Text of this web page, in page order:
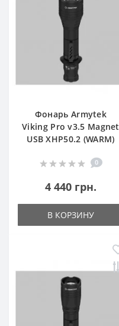
Фонарь Armytek
Viking Pro v3.5 Magnet
USB XHP50.2 (WARM)
0
4 440 грн.
В КОРЗИНУ